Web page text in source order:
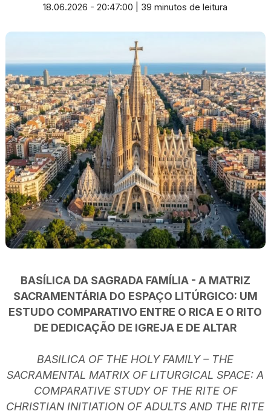
18.06.2026 - 20:47:00 | 39 minutos de leitura
BASÍLICA DA SAGRADA FAMÍLIA - A MATRIZ
SACRAMENTÁRIA DO ESPAÇO LITÚRGICO: UM
ESTUDO COMPARATIVO ENTRE O RICA E O RITO
DE DEDICAÇÃO DE IGREJA E DE ALTAR
BASILICA OF THE HOLY FAMILY – THE
SACRAMENTAL MATRIX OF LITURGICAL SPACE: A
COMPARATIVE STUDY OF THE RITE OF
CHRISTIAN INITIATION OF ADULTS AND THE RITE